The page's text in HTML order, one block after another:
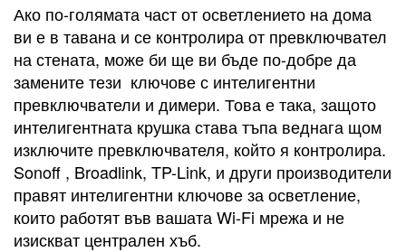
Ако по-голямата част от осветлението на дома
ви е в тавана и се контролира от превключвател
на стената, може би ще ви бъде по-добре да
замените тези ключове с интелигентни
превключватели и димери. Това е така, защото
интелигентната крушка става тъпа веднага щом
изключите превключвателя, който я контролира.
Sonoff , Broadlink, TP-Link, и други производители
правят интелигентни ключове за осветление,
които работят във вашата Wi-Fi мрежа и не
изискват централен хъб.